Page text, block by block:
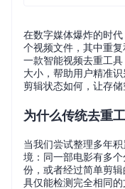
在数字媒体爆炸的时
个视频文件，其中重
一款智能视频去重工
大小，帮助用户精准
剪辑状态如何，让存储
为什么传统去重
当我们尝试整理多年
境：同一部电影有多
份，或者经过简单剪
具仅能检测完全相同